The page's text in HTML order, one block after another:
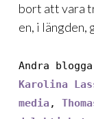
bort att vara
en, i längden,
Andra
Karolina
media ,